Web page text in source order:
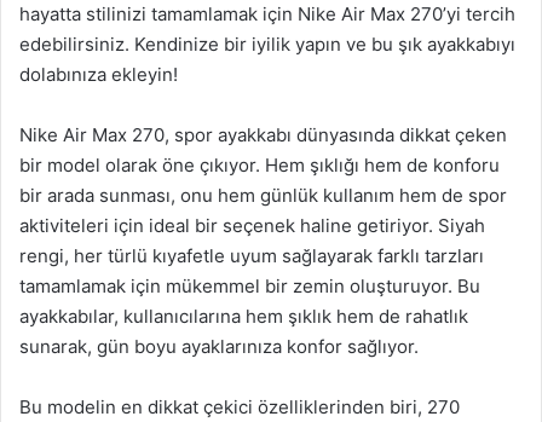
hayatta stilinizi tamamlamak için Nike Air Max 270’yi tercih
edebilirsiniz. Kendinize bir iyilik yapın ve bu şık ayakkabıyı
dolabınıza ekleyin!
Nike Air Max 270, spor ayakkabı dünyasında dikkat çeken
bir model olarak öne çıkıyor. Hem şıklığı hem de konforu
bir arada sunması, onu hem günlük kullanım hem de spor
aktiviteleri için ideal bir seçenek haline getiriyor. Siyah
rengi, her türlü kıyafetle uyum sağlayarak farklı tarzları
tamamlamak için mükemmel bir zemin oluşturuyor. Bu
ayakkabılar, kullanıcılarına hem şıklık hem de rahatlık
sunarak, gün boyu ayaklarınıza konfor sağlıyor.
Bu modelin en dikkat çekici özelliklerinden biri, 270